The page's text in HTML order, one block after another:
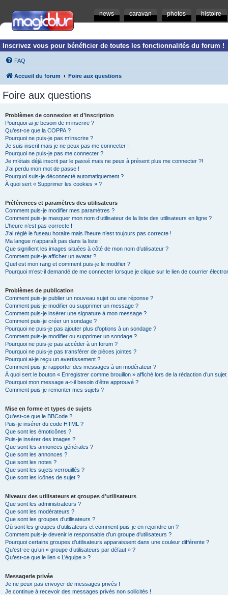
news caravan photos histoire
Inscrivez vous pour bénéficier de toutes les fonctionnalités du forum !
FAQ
Accueil du forum Foire aux questions
Foire aux questions
Problèmes de connexion et d’inscription
Pourquoi ai-je besoin de m’inscrire ?
Qu’est-ce que la COPPA ?
Pourquoi ne puis-je pas m’inscrire ?
Je suis inscrit mais je ne peux pas me connecter !
Pourquoi ne puis-je pas me connecter ?
Je m’étais déjà inscrit par le passé mais ne peux à présent plus me connecter ?!
J’ai perdu mon mot de passe !
Pourquoi suis-je déconnecté automatiquement ?
À quoi sert « Supprimer les cookies » ?
Préférences et paramètres des utilisateurs
Comment puis-je modifier mes paramètres ?
Comment puis-je masquer mon nom d’utilisateur de la liste des utilisateurs en ligne ?
L’heure n’est pas correcte !
J’ai réglé le fuseau horaire mais l’heure n’est toujours pas correcte !
Ma langue n’apparaît pas dans la liste !
Que signifient les images situées à côté de mon nom d’utilisateur ?
Comment puis-je afficher un avatar ?
Quel est mon rang et comment puis-je le modifier ?
Pourquoi m’est-il demandé de me connecter lorsque je clique sur le lien de courrier
Problèmes de publication
Comment puis-je publier un nouveau sujet ou une réponse ?
Comment puis-je modifier ou supprimer un message ?
Comment puis-je insérer une signature à mon message ?
Comment puis-je créer un sondage ?
Pourquoi ne puis-je pas ajouter plus d’options à un sondage ?
Comment puis-je modifier ou supprimer un sondage ?
Pourquoi ne puis-je pas accéder à un forum ?
Pourquoi ne puis-je pas transférer de pièces jointes ?
Pourquoi ai-je reçu un avertissement ?
Comment puis-je rapporter des messages à un modérateur ?
À quoi sert le bouton « Enregistrer comme brouillon » affiché lors de la rédaction d’un sujet
Pourquoi mon message a-t-il besoin d’être approuvé ?
Comment puis-je remonter mes sujets ?
Mise en forme et types de sujets
Qu’est-ce que le BBCode ?
Puis-je insérer du code HTML ?
Que sont les émoticônes ?
Puis-je insérer des images ?
Que sont les annonces générales ?
Que sont les annonces ?
Que sont les notes ?
Que sont les sujets verrouillés ?
Que sont les icônes de sujet ?
Niveaux des utilisateurs et groupes d’utilisateurs
Que sont les administrateurs ?
Que sont les modérateurs ?
Que sont les groupes d’utilisateurs ?
Où sont les groupes d’utilisateurs et comment puis-je en rejoindre un ?
Comment puis-je devenir le responsable d’un groupe d’utilisateurs ?
Pourquoi certains groupes d’utilisateurs apparaissent dans une couleur différente ?
Qu’est-ce qu’un « groupe d’utilisateurs par défaut » ?
Qu’est-ce que le lien « L’équipe » ?
Messagerie privée
Je ne peux pas envoyer de messages privés !
Je continue à recevoir des messages privés non sollicités !